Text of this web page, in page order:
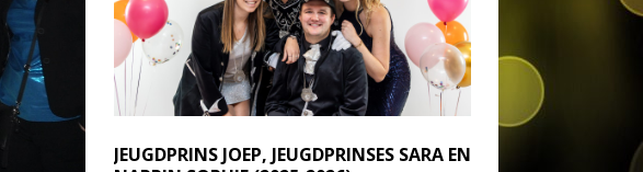
JEUGDPRINS JOEP, JEUGDPRINSES SARA EN